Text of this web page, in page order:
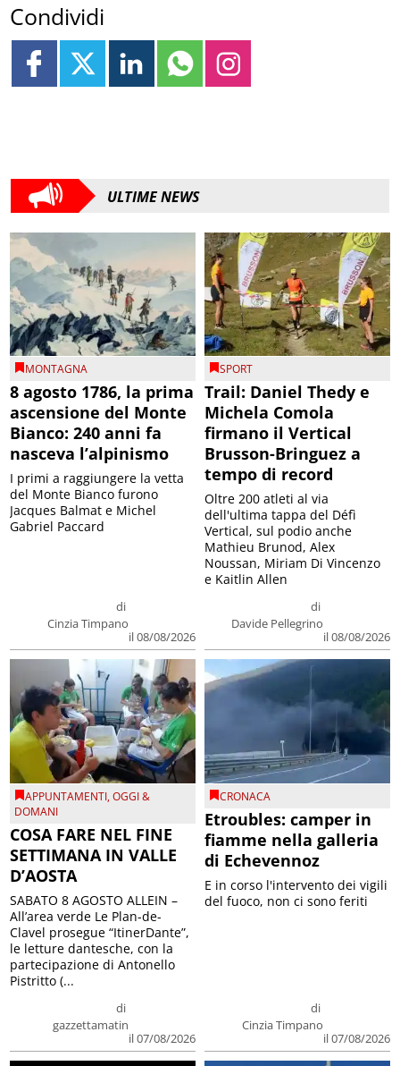
Condividi
ULTIME NEWS
MONTAGNA
8 agosto 1786, la prima
ascensione del Monte
Bianco: 240 anni fa
nasceva l’alpinismo
di
Cinzia Timpano
il 08/08/2026
I primi a raggiungere la vetta
del Monte Bianco furono
Jacques Balmat e Michel
Gabriel Paccard
SPORT
Trail: Daniel Thedy e
Michela Comola
firmano il Vertical
Brusson-Bringuez a
tempo di record
di
Davide Pellegrino
il 08/08/2026
Oltre 200 atleti al via
dell'ultima tappa del Défì
Vertical, sul podio anche
Mathieu Brunod, Alex
Noussan, Miriam Di Vincenzo
e Kaitlin Allen
APPUNTAMENTI,OGGI &
DOMANI
COSA FARE NEL FINE
SETTIMANA IN VALLE
D’AOSTA
di
gazzettamatin
il 07/08/2026
SABATO 8 AGOSTO ALLEIN –
All’area verde Le Plan-de-
Clavel prosegue “ItinerDante”,
le letture dantesche, con la
partecipazione di Antonello
Pistritto (...
CRONACA
Etroubles: camper in
fiamme nella galleria
di Echevennoz
di
Cinzia Timpano
il 07/08/2026
E in corso l'intervento dei vigili
del fuoco, non ci sono feriti